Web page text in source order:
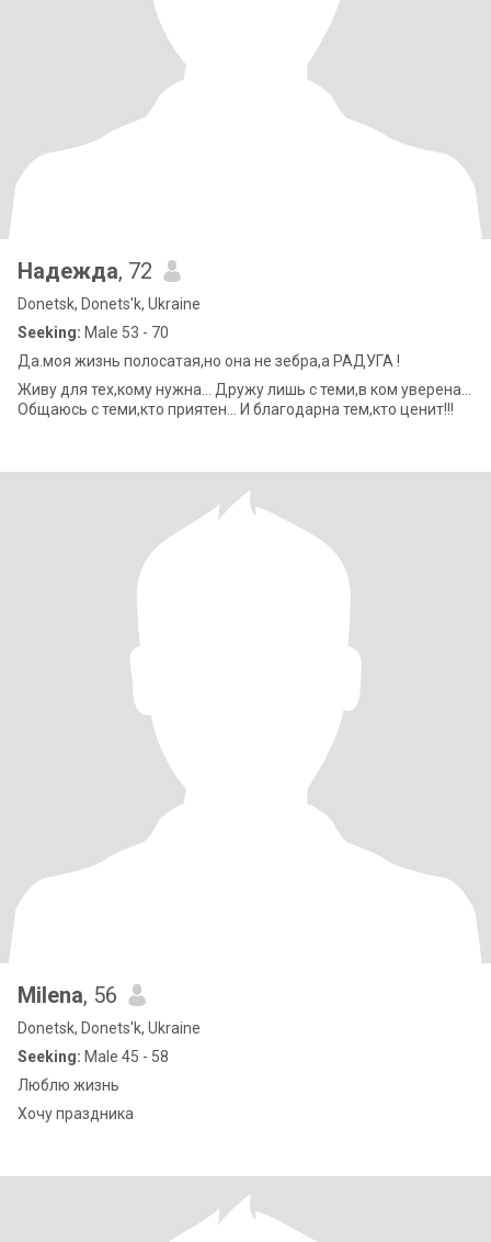
Надежда, 72
Donetsk, Donets'k, Ukraine
Seeking: Male 53 - 70
Да.моя жизнь полосатая,но она не зебра,а РАДУГА !
Живу для тех,кому нужна... Дружу лишь с теми,в ком уверена...
Общаюсь с теми,кто приятен... И благодарна тем,кто ценит!!!
Milena, 56
Donetsk, Donets'k, Ukraine
Seeking: Male 45 - 58
Люблю жизнь
Хочу праздника